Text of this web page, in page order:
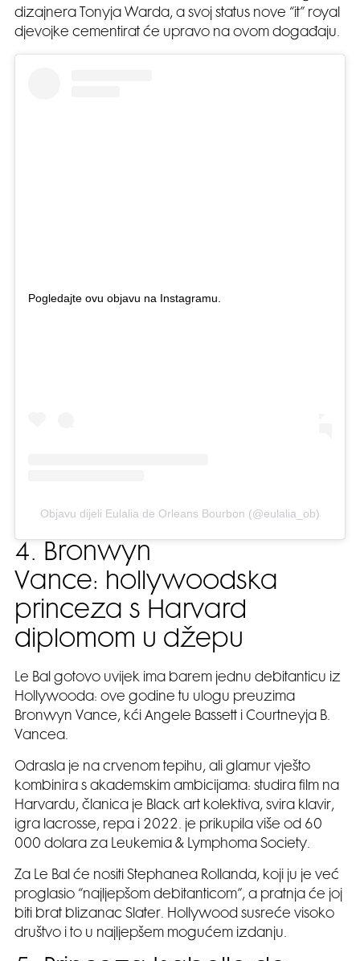
dizajnera Tonyja Warda, a svoj status nove “it” royal
djevojke cementirat će upravo na ovom događaju.
Pogledajte ovu objavu na Instagramu.
Objavu dijeli Eulalia de Orleans Bourbon (@eulalia_ob)
4. Bronwyn
Vance: hollywoodska
princeza s Harvard
diplomom u džepu
Le Bal gotovo uvijek ima barem jednu debitanticu iz
Hollywooda: ove godine tu ulogu preuzima
Bronwyn Vance, kći Angele Bassett i Courtneyja B.
Vancea.
Odrasla je na crvenom tepihu, ali glamur vješto
kombinira s akademskim ambicijama: studira film na
Harvardu, članica je Black art kolektiva, svira klavir,
igra lacrosse, repa i 2022. je prikupila više od 60
000 dolara za Leukemia & Lymphoma Society.
Za Le Bal će nositi Stephanea Rollanda, koji ju je već
proglasio “najljepšom debitanticom”, a pratnja će joj
biti brat blizanac Slater. Hollywood susreće visoko
društvo i to u najljepšem mogućem izdanju.